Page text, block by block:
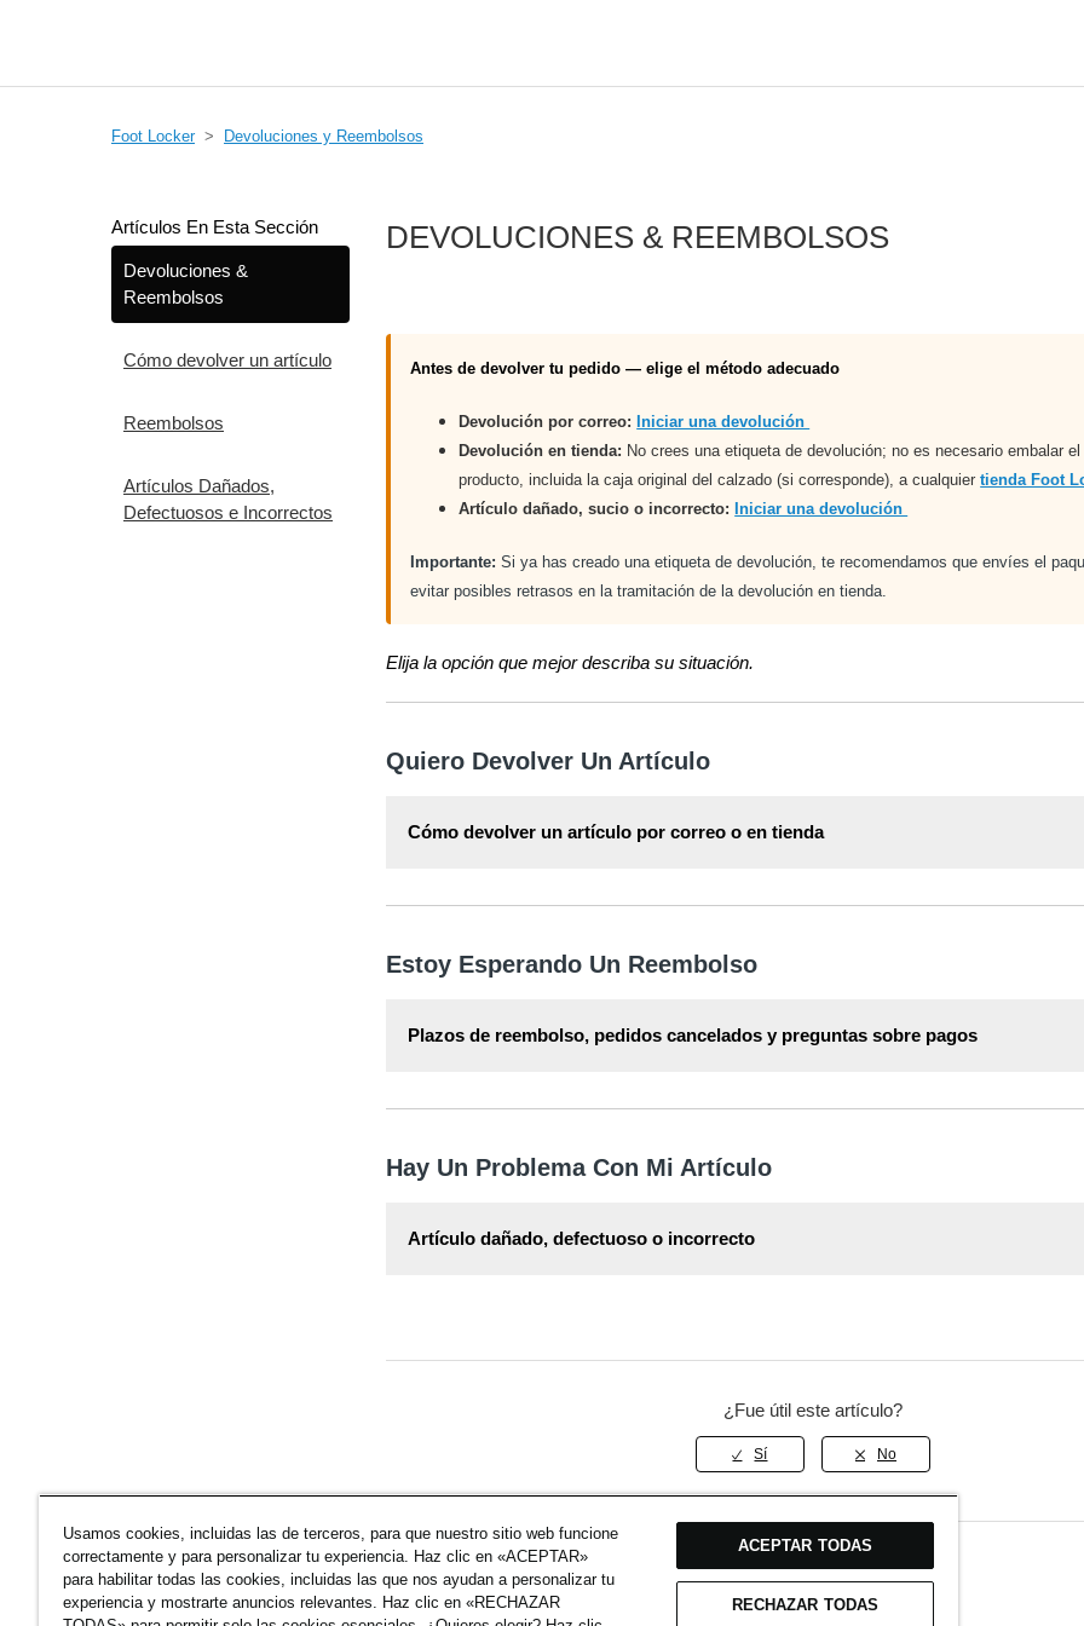
Foot Locker Devoluciones y Reembolsos
Artículos En Esta Sección
Devoluciones &
Reembolsos
Cómo devolver un artículo
Reembolsos
Artículos Dañados,
Defectuosos e Incorrectos
DEVOLUCIONES & REEMBOLSOS
Antes de devolver tu pedido — elige el método adecuado
Devolución por correo: Iniciar una devolución
Devolución en tienda: No crees una etiqueta de devolución; no es necesario embalar
producto, incluida la caja original del calzado (si corresponde), a cualquiertienda Foot
Artículo dañado, sucio o incorrecto: Iniciar una devolución
Importante: Si ya has creado una etiqueta de devolución, te recomendamos que envíes el
evitar posibles retrasos en la tramitación de la devolución en tienda.
Elija la opción que mejor describa su situación.
Quiero Devolver Un Artículo
Cómo devolver un artículo por correo o en tienda
Estoy Esperando Un Reembolso
Plazos de reembolso, pedidos cancelados y preguntas sobre pagos
Hay Un Problema Con Mi Artículo
Artículo dañado, defectuoso o incorrecto
¿Fue útil este artículo?
Artículos Relacionados
Usamos cookies, incluidas las de terceros, para que nuestro sitio web funcione
correctamente y para personalizar tu experiencia. Haz clic en «ACEPTAR»
para habilitar todas las cookies, incluidas las que nos ayudan a personalizar tu
experiencia y mostrarte anuncios relevantes. Haz clic en «RECHAZAR
ACEPTAR TODAS
RECHAZAR TODAS